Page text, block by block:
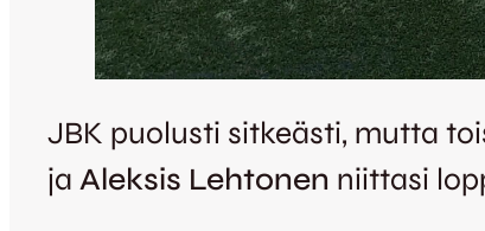
JBK puolusti sitkeästi, mutta
ja Aleksis Lehtonen niittasi